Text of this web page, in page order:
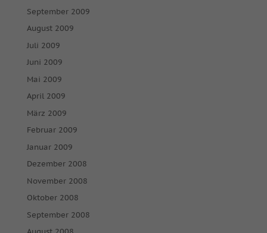
September 2009
August 2009
Juli 2009
Juni 2009
Mai 2009
April 2009
März 2009
Februar 2009
Januar 2009
Dezember 2008
November 2008
Oktober 2008
September 2008